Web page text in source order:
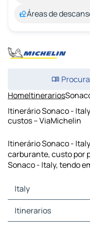
Áreas de
HomeItinerarios
Itinerário Sonaco -
custos – ViaMichelin
Itinerário Sonaco -
carburante, custo por
Sonaco - Italy, tendo
Italy
Italy Mapas Plantas
Italy Trafego
Itinerarios